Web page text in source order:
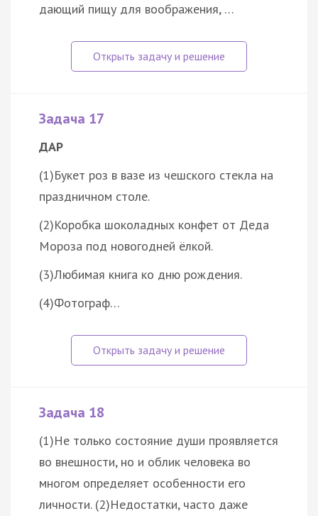
дающий пищу для воображения, …
Задача 17
ДАР
(1)Букет роз в вазе из чешского стекла на
праздничном столе.
(2)Коробка шоколадных конфет от Деда
Мороза под новогодней ёлкой.
(3)Любимая книга ко дню рождения.
(4)Фотограф…
Задача 18
(1)Не только состояние души проявляется
во внешности, но и облик человека во
многом определяет особенности его
личности. (2)Недостатки, часто даже